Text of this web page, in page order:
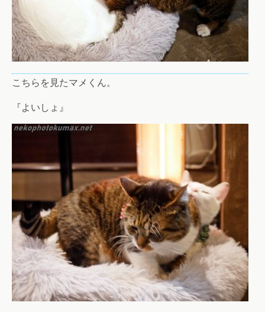
こちらを見たマメくん。
『よいしょ』